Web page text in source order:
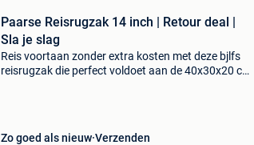
Paarse Reisrugzak 14 inch | Retour deal |
Sla je slag
Reis voortaan zonder extra kosten met deze bjlfs
reisrugzak die perfect voldoet aan de 40x30x20 cm
Zo goed als nieuw Verzenden